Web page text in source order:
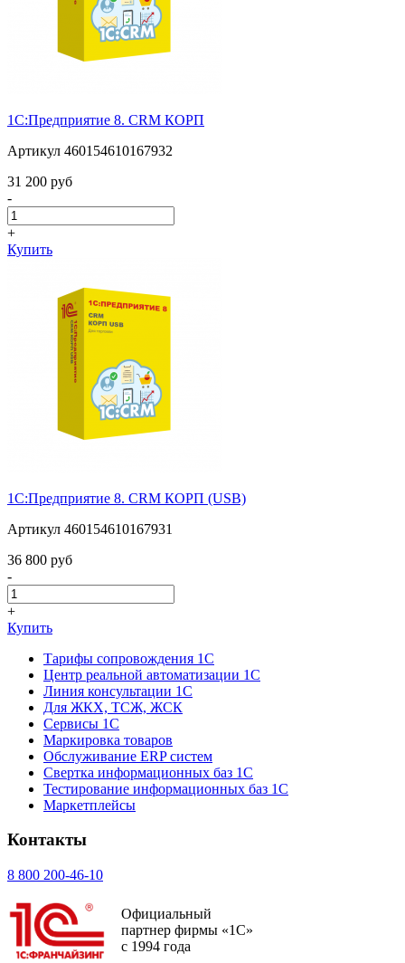
1С:Предприятие 8. CRM КОРП
Артикул 460154610167932
31 200 pуб
-
+
Купить
1С:Предприятие 8. CRM КОРП (USB)
Артикул 460154610167931
36 800 pуб
-
+
Купить
Тарифы сопровождения 1С
Центр реальной автоматизации 1С
Линия консультации 1С
Для ЖКХ, ТСЖ, ЖСК
Сервисы 1С
Маркировка товаров
Обслуживание ERP систем
Свертка информационных баз 1С
Тестирование информационных баз 1С
Маркетплейсы
Контакты
8 800 200-46-10
Официальный
партнер фирмы «1С»
с 1994 года